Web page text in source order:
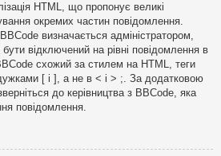
HTML, що пропонує великі
окремих частин повідомлення.
визначається адміністратором,
відключений на рівні повідомлення в
схожий за стилем на HTML, теги
[ і ], а не в < і > ;. За додатковою
до керівництва з BBCode, яка
повідомлення.